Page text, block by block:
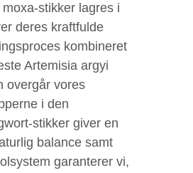
stikker lagres i
deres kraftfulde
kombineret
Artemisia argyi
overgår vores
i den
stikker giver en
balance samt
garanterer vi,